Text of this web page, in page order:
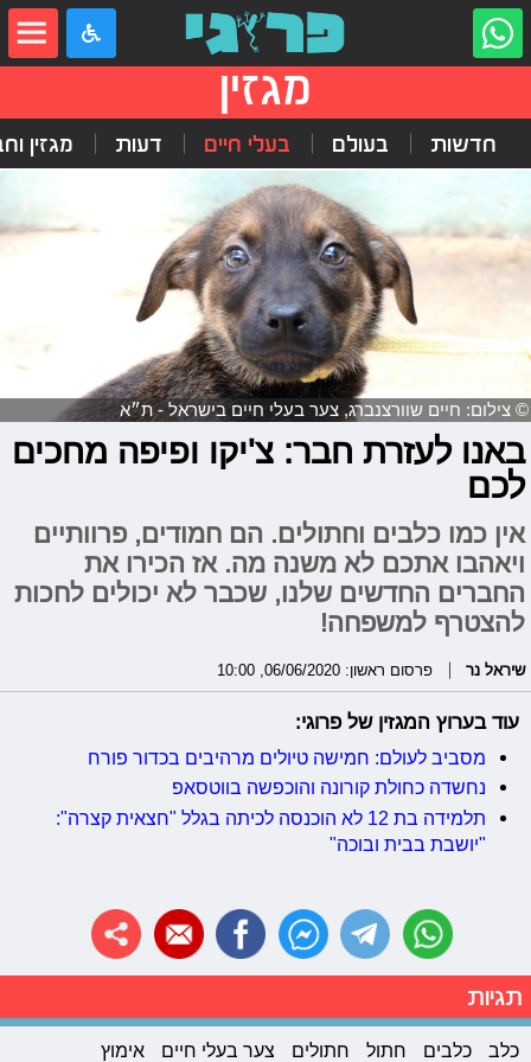
מגזין
חדשות בעולם בעלי חיים דעות מגזין
© צילום: חיים שוורצנברג, צער בעלי חיים בישראל - ת״א
באנו לעזרת חבר: צ'יקו ופיפה מחכים
לכם
אין כמו כלבים וחתולים. הם חמודים, פרוותיים
ויאהבו אתכם לא משנה מה. אז הכירו את
החברים החדשים שלנו, שכבר לא יכולים לחכות
להצטרף למשפחה!
שיראל נר פרסום ראשון: 06/06/2020, 10:00
עוד בערוץ המגזין של פרוגי:
מסביב לעולם: חמישה טיולים מרהיבים בכדור פורח
נחשדה כחולת קורונה והוכפשה בווטסאפ
תלמידה בת 12 לא הוכנסה לכיתה בגלל "חצאית קצרה":
"יושבת בבית ובוכה"
תגיות
כלב כלבים חתול חתולים צער בעלי חיים אימוץ